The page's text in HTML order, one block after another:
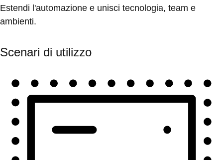
Estendi l'automazione e unisci tecnologia, team e
ambienti.
Scenari di utilizzo